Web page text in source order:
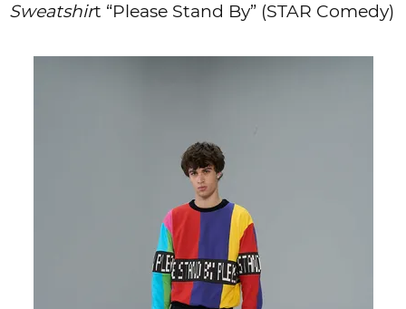
Sweatshirt “Please Stand By” (STAR Comedy)